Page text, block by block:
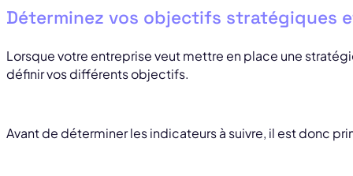
Déterminez vos objectifs stratégiques
Lorsque votre entreprise veut mettre en place une
définir vos différents objectifs.
Avant de déterminer les indicateurs à suivre, il est donc